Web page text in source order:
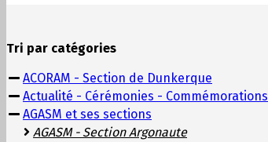
Tri par catégories
ACORAM - Section de Dunkerque
Actualité - Cérémonies - Commémorations
AGASM et ses sections
AGASM - Section Argonaute